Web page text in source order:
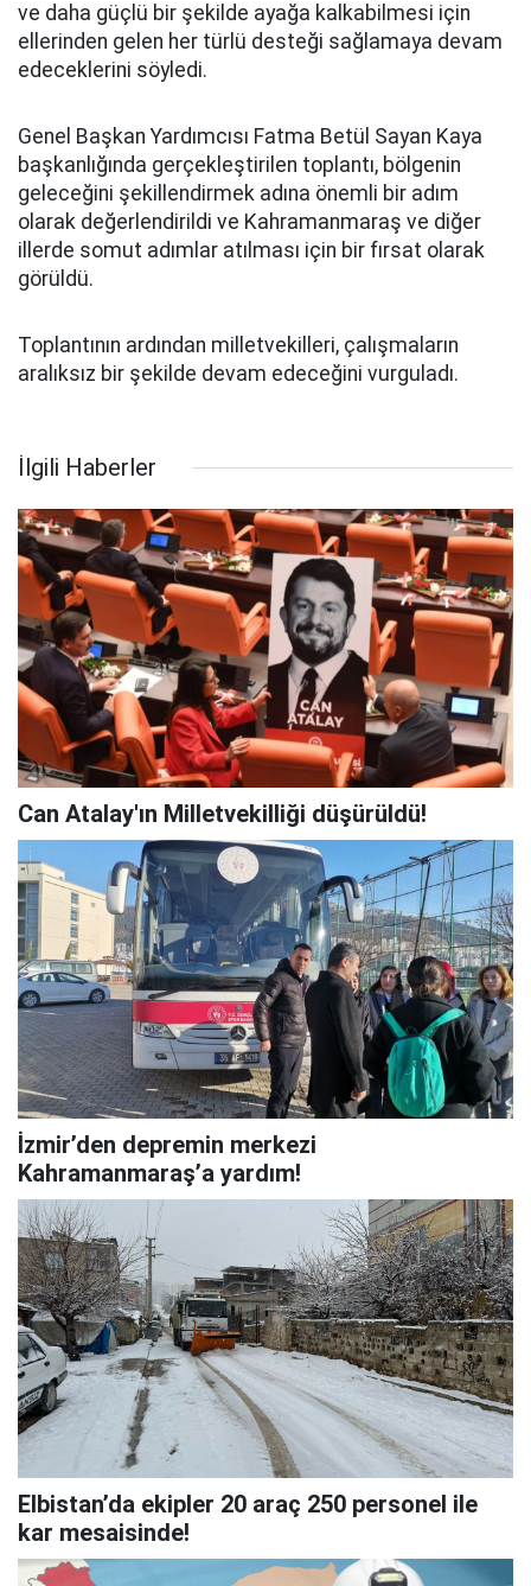
ve daha güçlü bir şekilde ayağa kalkabilmesi için
ellerinden gelen her türlü desteği sağlamaya devam
edeceklerini söyledi.
Genel Başkan Yardımcısı Fatma Betül Sayan Kaya
başkanlığında gerçekleştirilen toplantı, bölgenin
geleceğini şekillendirmek adına önemli bir adım
olarak değerlendirildi ve Kahramanmaraş ve diğer
illerde somut adımlar atılması için bir fırsat olarak
görüldü.
Toplantının ardından milletvekilleri, çalışmaların
aralıksız bir şekilde devam edeceğini vurguladı.
İlgili Haberler
Can Atalay'ın Milletvekilliği düşürüldü!
İzmir’den depremin merkezi
Kahramanmaraş’a yardım!
Elbistan’da ekipler 20 araç 250 personel ile
kar mesaisinde!